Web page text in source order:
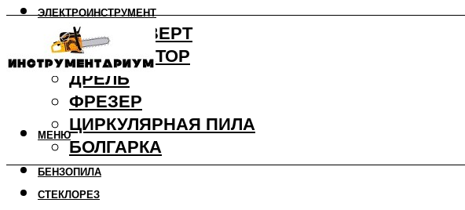
ЭЛЕКТРОИНСТРУМЕНТ
ШУРУПОВЕРТ
ПЕРФОРАТОР
ДРЕЛЬ
ФРЕЗЕР
ЦИРКУЛЯРНАЯ ПИЛА
БОЛГАРКА
БЕНЗОПИЛА
СТЕКЛОРЕЗ
МЕНЮ